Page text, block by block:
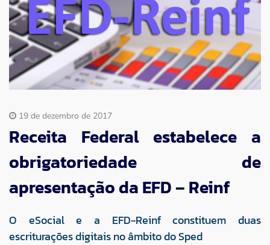
Imprensa
Contato
19 de dezembro de 2017
Receita Federal estabelece a
obrigatoriedade de
apresentação da EFD – Reinf
O eSocial e a EFD-Reinf constituem duas
escriturações digitais no âmbito do Sped